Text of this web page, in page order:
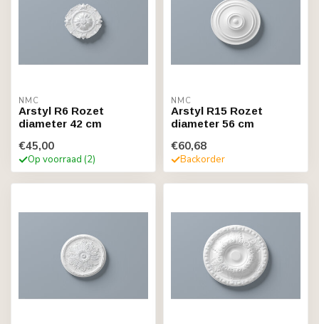
NMC
Arstyl R6 Rozet
diameter 42 cm
€45,00
Op voorraad (2)
NMC
Arstyl R15 Rozet
diameter 56 cm
€60,68
Backorder